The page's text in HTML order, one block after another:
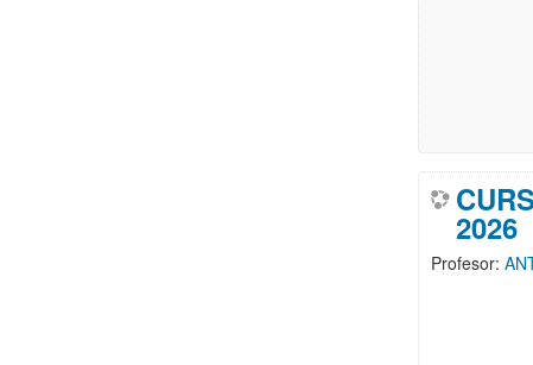
2026
Profesor: